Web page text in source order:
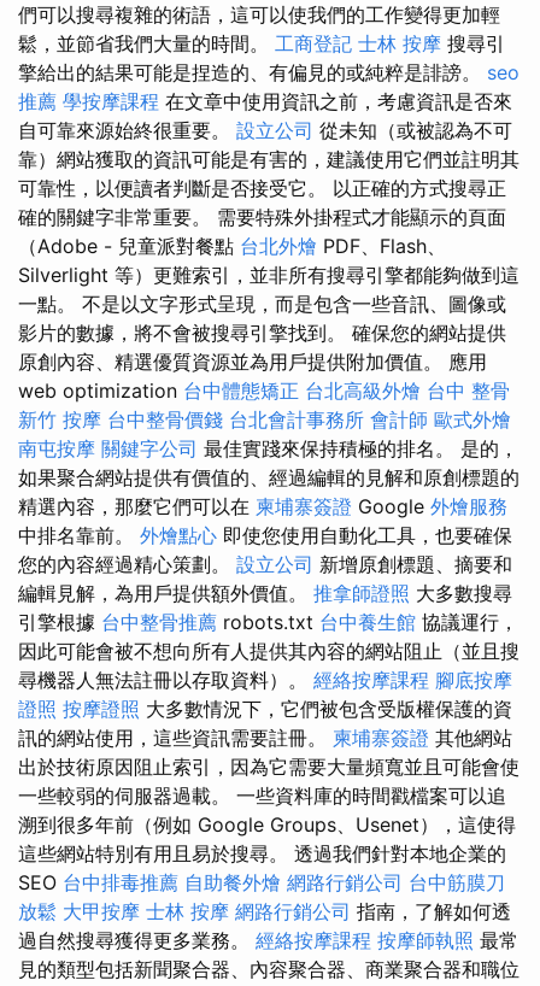
們可以搜尋複雜的術語，這可以使我們的工作變得更加輕
鬆，並節省我們大量的時間。 工商登記 士林 按摩 搜尋引
擎給出的結果可能是捏造的、有偏見的或純粹是誹謗。 seo
推薦 學按摩課程 在文章中使用資訊之前，考慮資訊是否來
自可靠來源始終很重要。 設立公司 從未知（或被認為不可
靠）網站獲取的資訊可能是有害的，建議使用它們並註明其
可靠性，以便讀者判斷是否接受它。 以正確的方式搜尋正
確的關鍵字非常重要。 需要特殊外掛程式才能顯示的頁面
（Adobe - 兒童派對餐點 台北外燴 PDF、Flash、
Silverlight 等）更難索引，並非所有搜尋引擎都能夠做到這
一點。 不是以文字形式呈現，而是包含一些音訊、圖像或
影片的數據，將不會被搜尋引擎找到。 確保您的網站提供
原創內容、精選優質資源並為用戶提供附加價值。 應用
web optimization 台中體態矯正 台北高級外燴 台中 整骨
新竹 按摩 台中整骨價錢 台北會計事務所 會計師 歐式外燴
南屯按摩 關鍵字公司 最佳實踐來保持積極的排名。 是的，
如果聚合網站提供有價值的、經過編輯的見解和原創標題的
精選內容，那麼它們可以在 柬埔寨簽證 Google 外燴服務
中排名靠前。 外燴點心 即使您使用自動化工具，也要確保
您的內容經過精心策劃。 設立公司 新增原創標題、摘要和
編輯見解，為用戶提供額外價值。 推拿師證照 大多數搜尋
引擎根據 台中整骨推薦 robots.txt 台中養生館 協議運行，
因此可能會被不想向所有人提供其內容的網站阻止（並且搜
尋機器人無法註冊以存取資料）。 經絡按摩課程 腳底按摩
證照 按摩證照 大多數情況下，它們被包含受版權保護的資
訊的網站使用，這些資訊需要註冊。 柬埔寨簽證 其他網站
出於技術原因阻止索引，因為它需要大量頻寬並且可能會使
一些較弱的伺服器過載。 一些資料庫的時間戳檔案可以追
溯到很多年前（例如 Google Groups、Usenet），這使得
這些網站特別有用且易於搜尋。 透過我們針對本地企業的
SEO 台中排毒推薦 自助餐外燴 網路行銷公司 台中筋膜刀
放鬆 大甲按摩 士林 按摩 網路行銷公司 指南，了解如何透
過自然搜尋獲得更多業務。 經絡按摩課程 按摩師執照 最常
見的類型包括新聞聚合器、內容聚合器、商業聚合器和職位